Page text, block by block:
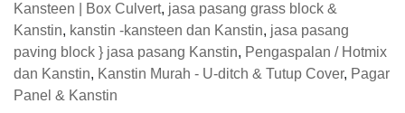
Kansteen | Box Culvert, jasa pasang grass block &
Kanstin, kanstin -kansteen dan Kanstin, jasa pasang
paving block } jasa pasang Kanstin, Pengaspalan / Hotmix
dan Kanstin, Kanstin Murah - U-ditch & Tutup Cover, Pagar
Panel & Kanstin